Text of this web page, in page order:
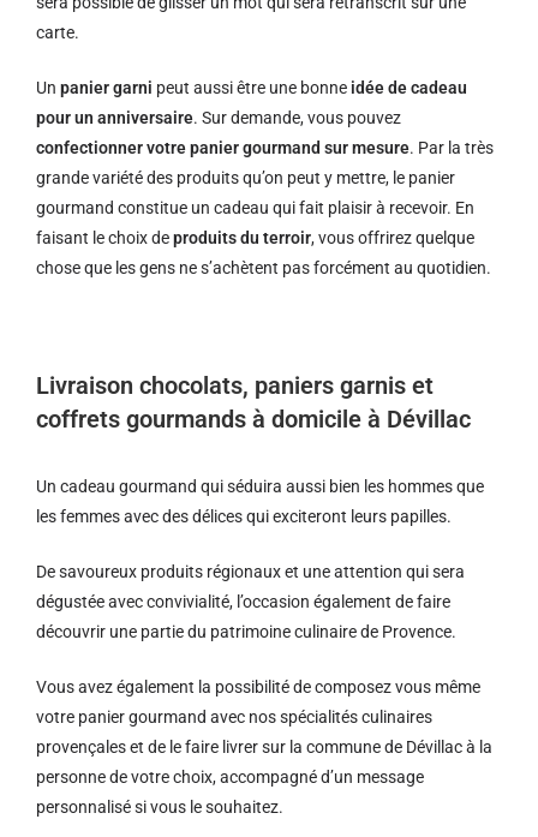
carte.
Un panier garni peut aussi être une bonne idée de cadeau
pour un anniversaire. Sur demande, vous pouvez
confectionner votre panier gourmand sur mesure. Par la très
grande variété des produits qu’on peut y mettre, le panier
gourmand constitue un cadeau qui fait plaisir à recevoir. En
faisant le choix deproduits du terroir, vous offrirez quelque
chose que les gens ne s’achètent pas forcément au quotidien.
Livraison chocolats, paniers garnis et
coffrets gourmands à domicile à Dévillac
Un cadeau gourmand qui séduira aussi bien les hommes que
les femmes avec des délices qui exciteront leurs papilles.
De savoureux produits régionaux et une attention qui sera
dégustée avec convivialité, l’occasion également de faire
découvrir une partie du patrimoine culinaire de Provence.
Vous avez également la possibilité de composez vous même
votre panier gourmand avec nos spécialités culinaires
provençales et de le faire livrer sur la commune de Dévillac à la
personne de votre choix, accompagné d’un message
personnalisé si vous le souhaitez.